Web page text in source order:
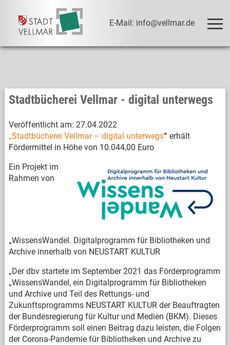
E-Mail: info@vellmar.de
Stadtbücherei Vellmar - digital unterwegs
Veröffentlicht am: 27.04.2022
„Stadtbücherei Vellmar – digital unterwegs“ erhält
Fördermittel in Höhe von 10.044,00 Euro
Ein Projekt im
Rahmen von
„WissensWandel. Digitalprogramm für Bibliotheken und
Archive innerhalb von NEUSTART KULTUR
„Der dbv startete im September 2021 das Förderprogramm
„WissensWandel, ein Digitalprogramm für Bibliotheken
und Archive und Teil des Rettungs- und
Zukunftsprogramms NEUSTART KULTUR der Beauftragten
der Bundesregierung für Kultur und Medien (BKM). Dieses
Förderprogramm soll einen Beitrag dazu leisten, die Folgen
der Corona-Pandemie für Bibliotheken und Archive zu